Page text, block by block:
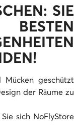
SIE
Mücken geschützt
der Räume zu
sich NoFlyStore